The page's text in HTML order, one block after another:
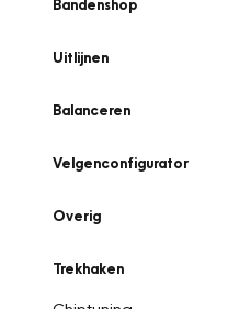
Bandenshop
Uitlijnen
Balanceren
Velgenconfigurator
Overig
Trekhaken